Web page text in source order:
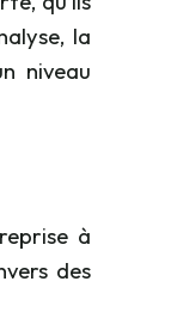
la
niveau
à
des